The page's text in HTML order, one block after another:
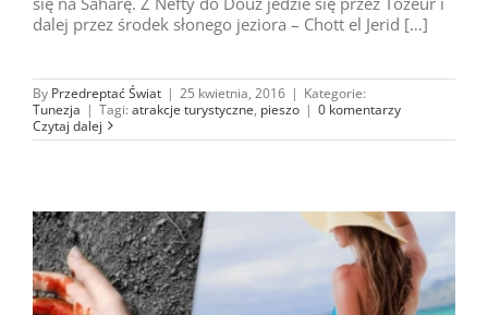
dalej przez środek słonego jeziora – Chott el Jerid […]
By Przedreptać Świat | 25 kwietnia, 2016 | Kategorie:
Tunezja | Tagi: atrakcje turystyczne, pieszo | 0 komentarzy
Czytaj dalej